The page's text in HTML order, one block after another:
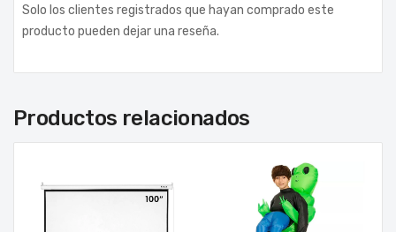
Solo los clientes registrados que hayan comprado este
producto pueden dejar una reseña.
Productos relacionados